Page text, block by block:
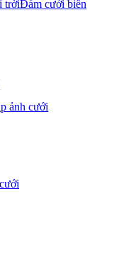
trờiĐám cưới biển
ảnh cưới